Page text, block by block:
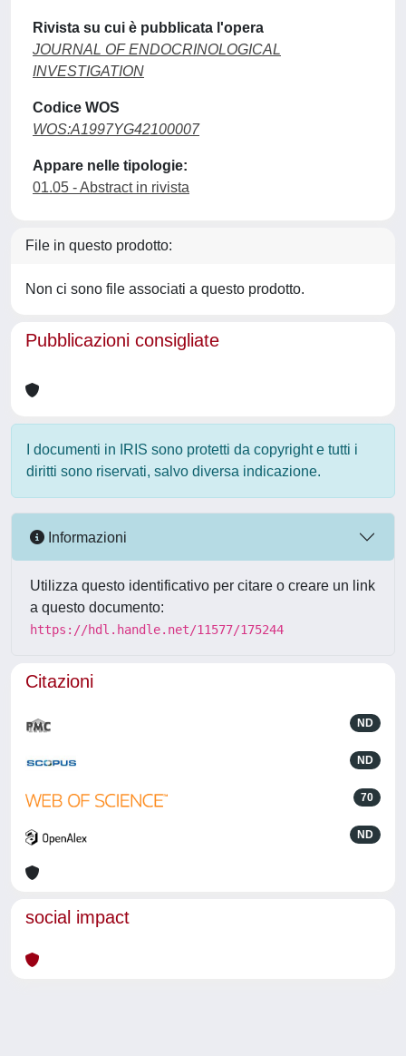
Rivista su cui è pubblicata l'opera
JOURNAL OF ENDOCRINOLOGICAL
INVESTIGATION
Codice WOS
WOS:A1997YG42100007
Appare nelle tipologie:
01.05 - Abstract in rivista
File in questo prodotto:
Non ci sono file associati a questo prodotto.
Pubblicazioni consigliate
I documenti in IRIS sono protetti da copyright e tutti i
diritti sono riservati, salvo diversa indicazione.
Informazioni
Utilizza questo identificativo per citare o creare un link
a questo documento:
https://hdl.handle.net/11577/175244
Citazioni
ND
ND
70
ND
social impact